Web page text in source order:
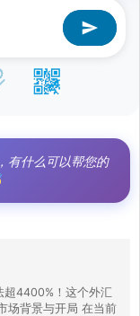
境
有什么可以帮您的
超4400%！这个外汇
场背景与开局 在当前